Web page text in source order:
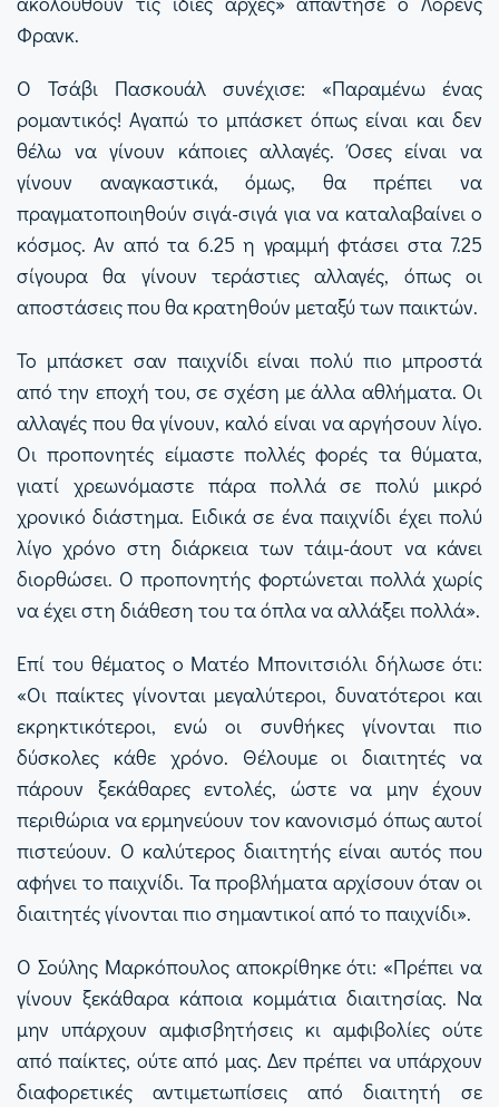
Φρανκ.
Ο Τσάβι Πασκουάλ συνέχισε: «Παραμένω ένας
ρομαντικός! Αγαπώ το μπάσκετ όπως είναι και δεν
θέλω να γίνουν κάποιες αλλαγές. Όσες είναι να
γίνουν αναγκαστικά, όμως, θα πρέπει να
πραγματοποιηθούν σιγά-σιγά για να καταλαβαίνει ο
κόσμος. Αν από τα 6.25 η γραμμή φτάσει στα 7.25
σίγουρα θα γίνουν τεράστιες αλλαγές, όπως οι
αποστάσεις που θα κρατηθούν μεταξύ των παικτών.
Το μπάσκετ σαν παιχνίδι είναι πολύ πιο μπροστά
από την εποχή του, σε σχέση με άλλα αθλήματα. Οι
αλλαγές που θα γίνουν, καλό είναι να αργήσουν λίγο.
Οι προπονητές είμαστε πολλές φορές τα θύματα,
γιατί χρεωνόμαστε πάρα πολλά σε πολύ μικρό
χρονικό διάστημα. Ειδικά σε ένα παιχνίδι έχει πολύ
λίγο χρόνο στη διάρκεια των τάιμ-άουτ να κάνει
διορθώσει. Ο προπονητής φορτώνεται πολλά χωρίς
να έχει στη διάθεση του τα όπλα να αλλάξει πολλά».
Επί του θέματος ο Ματέο Μπονιτσιόλι δήλωσε ότι:
«Οι παίκτες γίνονται μεγαλύτεροι, δυνατότεροι και
εκρηκτικότεροι, ενώ οι συνθήκες γίνονται πιο
δύσκολες κάθε χρόνο. Θέλουμε οι διαιτητές να
πάρουν ξεκάθαρες εντολές, ώστε να μην έχουν
περιθώρια να ερμηνεύουν τον κανονισμό όπως αυτοί
πιστεύουν. Ο καλύτερος διαιτητής είναι αυτός που
αφήνει το παιχνίδι. Τα προβλήματα αρχίσουν όταν οι
διαιτητές γίνονται πιο σημαντικοί από το παιχνίδι».
Ο Σούλης Μαρκόπουλος αποκρίθηκε ότι: «Πρέπει να
γίνουν ξεκάθαρα κάποια κομμάτια διαιτησίας. Να
μην υπάρχουν αμφισβητήσεις κι αμφιβολίες ούτε
από παίκτες, ούτε από μας. Δεν πρέπει να υπάρχουν
διαφορετικές αντιμετωπίσεις από διαιτητή σε